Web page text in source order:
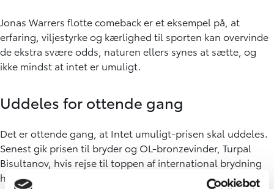
Jonas Warrers flotte comeback er et eksempel på, at
erfaring, viljestyrke og kærlighed til sporten kan overvinde
de ekstra svære odds, naturen ellers synes at sætte, og
ikke mindst at intet er umuligt.
Uddeles for ottende gang
Det er ottende gang, at Intet umuligt-prisen skal uddeles.
Senest gik prisen til bryder og OL-bronzevinder, Turpal
Bisultanov, hvis rejse til toppen af international brydning
har været alt andet end let. Som barn af tjetjenske